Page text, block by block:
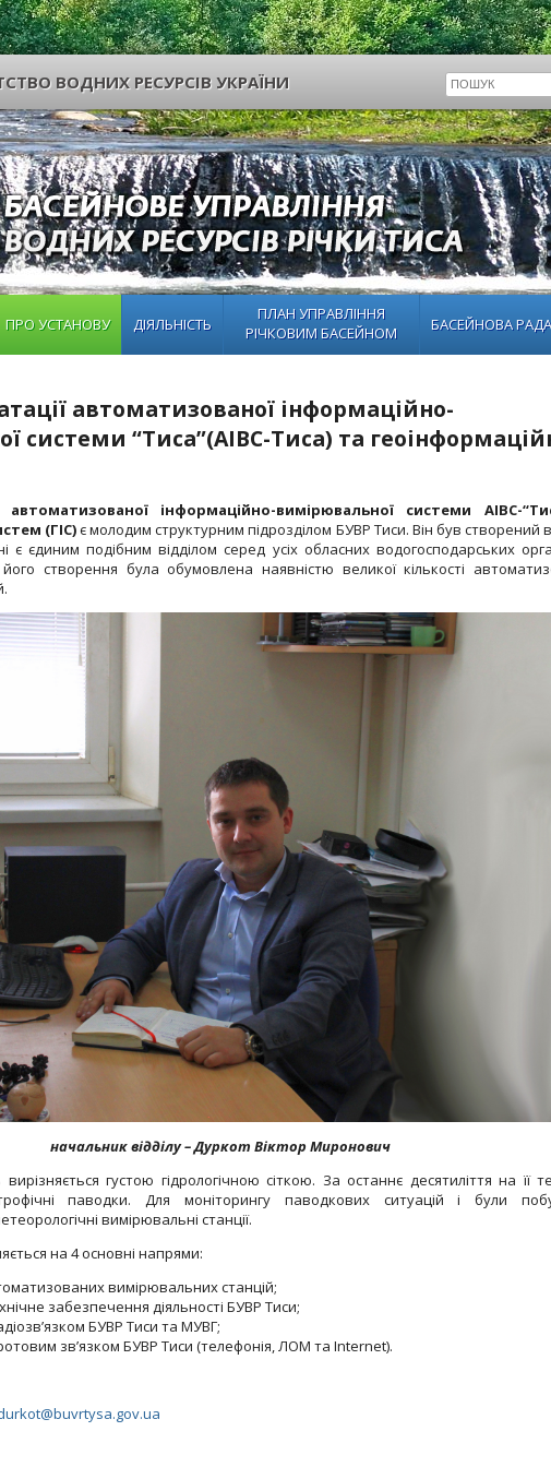
ВОДНИХ РЕСУРСІВ УКРАЇНИ
ПРО УСТАНОВУ ДІЯЛЬНІСТЬ
ПЛАН УПРАВЛІННЯ
РІЧКОВИМ БАСЕЙНОМ
БАСЕЙНОВА РАДА
автоматизованої інформаційно-
системи “Тиса”(АІВС-Тиса) та
автоматизованої інформаційно-вимірювальної системи АІВС-
(ГІС)є молодим структурним підрозділом БУВР Тиси. Він був створений
є єдиним подібним відділом серед усіх обласних водогосподарських
його створення була обумовлена наявністю великої кількості
начальник відділу – Дуркот Віктор Миронович
густою гідрологічною сіткою. За останнє десятиліття на її
паводки. Для моніторингу паводкових ситуацій і були
вимірювальні станції.
на 4 основні напрями:
вимірювальних станцій;
забезпечення діяльності БУВР Тиси;
БУВР Тиси та МУВГ;
зв’язком БУВР Тиси (телефонія, ЛОМ та Internet).